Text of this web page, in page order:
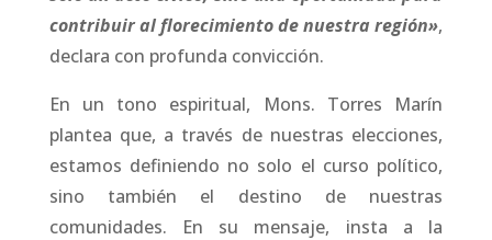
contribuir al florecimiento de nuestra región»,
declara con profunda convicción.
En un tono espiritual, Mons. Torres Marín
plantea que, a través de nuestras elecciones,
estamos definiendo no solo el curso político,
sino también el destino de nuestras
comunidades. En su mensaje, insta a la